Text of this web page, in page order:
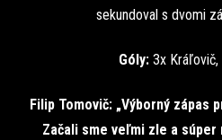
sekundoval s dvomi
Góly: 3x Kráľovič,
Filip Tomovič: „Výborný
Začali sme veľmi zle a súper